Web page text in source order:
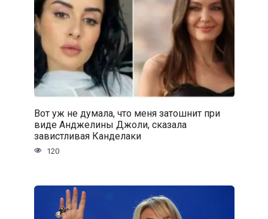
Вот уж не думала, что меня затошнит при
виде Анджелины Джоли, сказала
завистливая Канделаки
120